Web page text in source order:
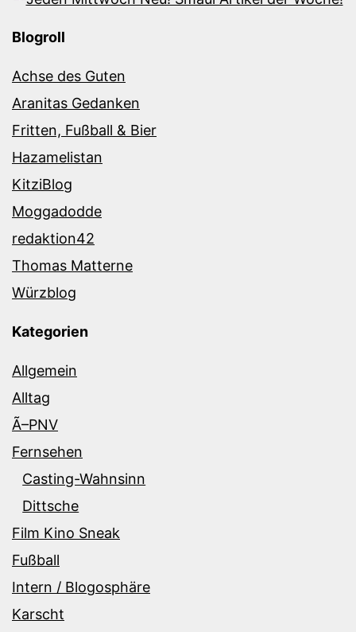
Blogroll
Achse des Guten
Aranitas Gedanken
Fritten, Fußball & Bier
Hazamelistan
KitziBlog
Moggadodde
redaktion42
Thomas Matterne
Würzblog
Kategorien
Allgemein
Alltag
Ã–PNV
Fernsehen
Casting-Wahnsinn
Dittsche
Film Kino Sneak
Fußball
Intern / Blogosphäre
Karscht